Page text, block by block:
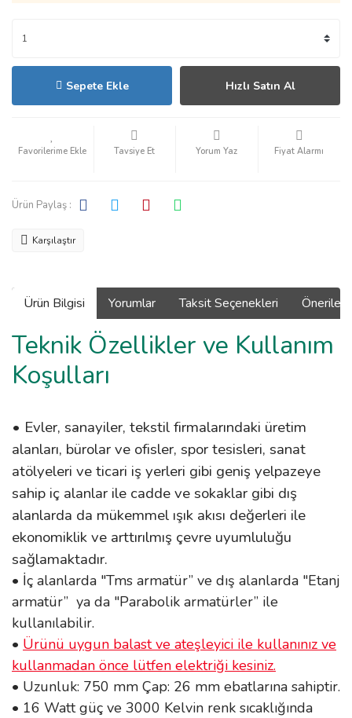
Sepete Ekle Hızlı Satın Al
Tavsiye Et Yorum Yaz Fiyat Alarmı
Ürün Paylaş :
Karşılaştır
Ürün Bilgisi Yorumlar Taksit Seçenekleri
Teknik Özellikler ve Kullanım
Koşulları
• Evler, sanayiler, tekstil firmalarındaki üretim
alanları, bürolar ve ofisler, spor tesisleri, sanat
atölyeleri ve ticari iş yerleri gibi geniş yelpazeye
sahip iç alanlar ile cadde ve sokaklar gibi dış
alanlarda da mükemmel ışık akısı değerleri ile
ekonomiklik ve arttırılmış çevre uyumluluğu
sağlamaktadır.
• İç alanlarda "Tms armatür” ve dış alanlarda "Etanj
armatür” ya da "Parabolik armatürler” ile
kullanılabilir.
• Ürünü uygun balast ve ateşleyici ile kullanınız ve
kullanmadan önce lütfen elektriği kesiniz.
• Uzunluk: 750 mm Çap: 26 mm ebatlarına sahiptir.
• 16 Watt güç ve 3000 Kelvin renk sıcaklığında